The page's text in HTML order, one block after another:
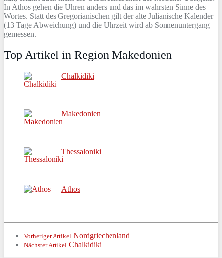
In Athos gehen die Uhren anders und das im wahrsten Sinne des
Wortes. Statt des Gregorianischen gilt der alte Julianische Kalender
(13 Tage Abweichung) und die Uhrzeit wird ab Sonnenuntergang
gemessen.
Top Artikel in Region Makedonien
Chalkidiki
Makedonien
Thessaloniki
Athos
Vorheriger Artikel Nordgriechenland
Nächster Artikel Chalkidiki